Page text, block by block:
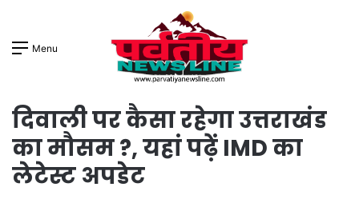
Menu
दिवाली पर कैसा रहेगा उत्तराखंड
का मौसम ?, यहां पढ़ें IMD का
लेटेस्ट अपडेट